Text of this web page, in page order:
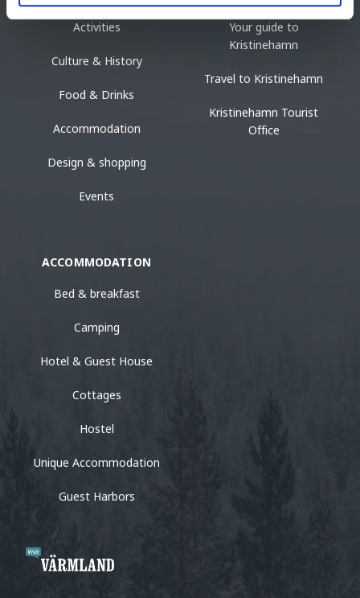
Activities
Culture & History
Food & Drinks
Accommodation
Design & shopping
Events
Your guide to
Kristinehamn
Travel to Kristinehamn
Kristinehamn Tourist
Office
ACCOMMODATION
Bed & breakfast
Camping
Hotel & Guest House
Cottages
Hostel
Unique Accommodation
Guest Harbors